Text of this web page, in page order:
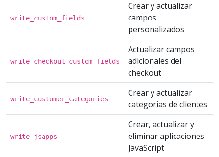
write_custom_fields
Crear y actualizar
campos
personalizados
write_checkout_custom_fields
Actualizar campos
adicionales del
checkout
write_customer_categories
Crear y actualizar
categorias de clientes
write_jsapps
Crear, actualizar y
eliminar aplicaciones
JavaScript